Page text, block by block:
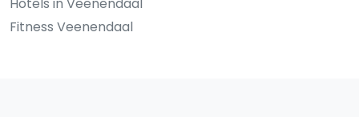
Fitness Veenendaal